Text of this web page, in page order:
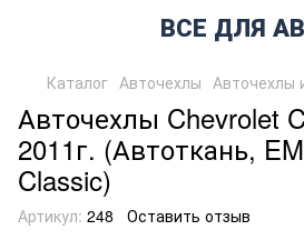
ВСЕ ДЛЯ
Каталог Авточехлы Авточехлы
Авточехлы Chevrolet
2011г. (Автоткань,
Classic)
Артикул: 248 Оставить отзыв